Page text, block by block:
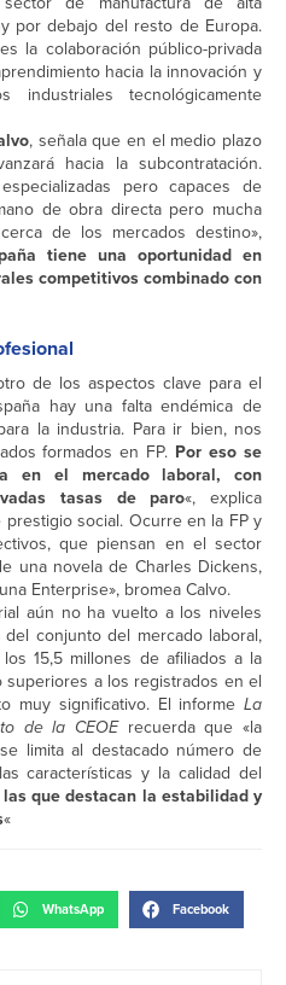
por debajo del resto de Europa.
la colaboración público-privada
hacia la innovación y
tecnológicamente
, señala que en el medio plazo
hacia la subcontratación.
pero capaces de
de obra directa pero mucha
de los mercados destino»,
tiene una oportunidad en
competitivos combinado con
de los aspectos clave para el
hay una falta endémica de
la industria. Para ir bien, nos
formados en FP. Por eso se
en el mercado laboral, con
tasas de paro«, explica
prestigio social. Ocurre en la FP y
que piensan en el sector
una novela de Charles Dickens,
Enterprise», bromea Calvo.
aún no ha vuelto a los niveles
conjunto del mercado laboral,
15,5 millones de afiliados a la
superiores a los registrados en el
muy significativo. El informe La
de la CEOErecuerda que «la
limita al destacado número de
características y la calidad del
que destacan la estabilidad y
«
WhatsApp Facebook